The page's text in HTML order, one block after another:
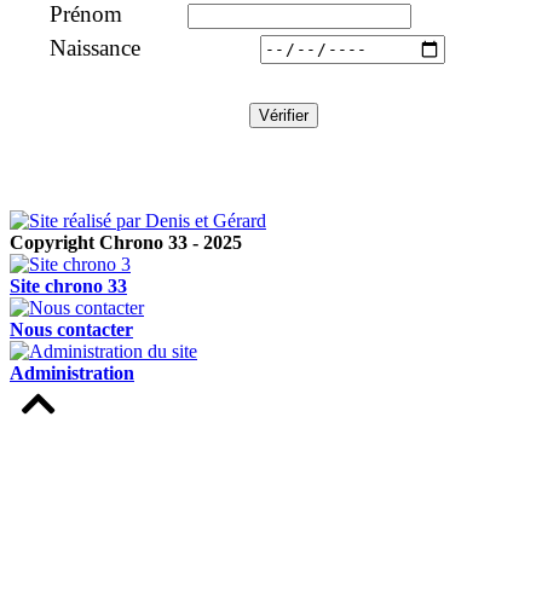
Prénom
Naissance
Copyright Chrono 33 - 2025
Site chrono 33
Nous contacter
Administration